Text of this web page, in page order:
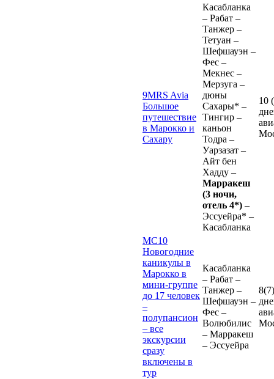
9MRS Avia
Большое
путешествие
в Марокко и
Сахару
Касабланка
– Рабат –
Танжер –
Тетуан –
Шефшауэн –
Фес –
Мекнес –
Мерзуга –
дюны
Сахары* –
Тингир –
каньон
Тодра –
Уарзазат –
Айт бен
Хадду –
Марракеш
(3 ночи,
отель 4*) –
Эссуейра* –
Касабланка
10
MC10
Новогодние
каникулы в
Марокко в
мини-группе
до 17 человек
–
полупансион
– все
экскурсии
сразу
включены в
тур
Касабланка
– Рабат –
Танжер –
Шефшауэн –
Фес –
Волюбилис
– Марракеш
– Эссуейра
8(7)